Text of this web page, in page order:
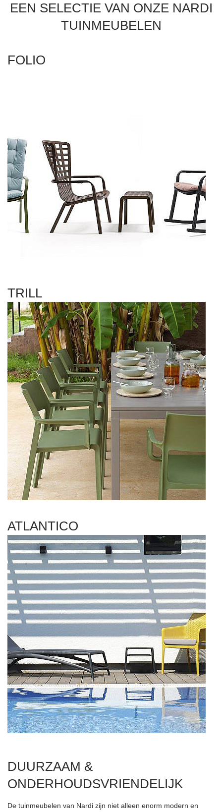
EEN SELECTIE VAN ONZE NARDI
TUINMEUBELEN
FOLIO
TRILL
ATLANTICO
DUURZAAM &
ONDERHOUDSVRIENDELIJK
De tuinmeubelen van Nardi zijn niet alleen enorm modern en